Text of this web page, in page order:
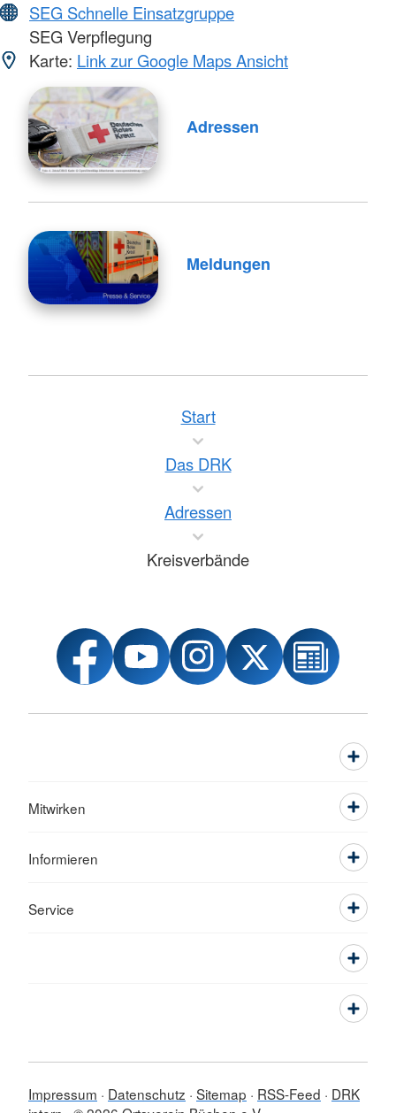
SEG Schnelle Einsatzgruppe
SEG Verpflegung
Karte: Link zur Google Maps Ansicht
Adressen
Meldungen
Start
Das DRK
Adressen
Kreisverbände
Mitwirken
Informieren
Service
Impressum Datenschutz Sitemap RSS-Feed
DRK